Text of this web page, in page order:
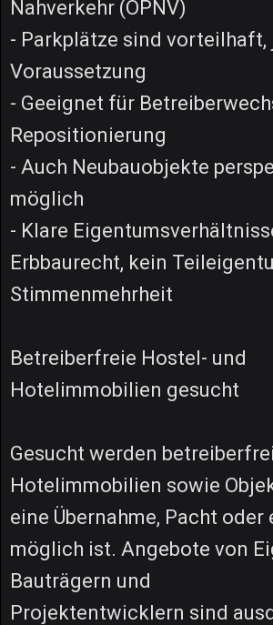
Nahverkehr (ÖPNV)
- Parkplätze sind vorteilhaft,
Voraussetzung
- Geeignet für
Repositionierung
- Auch Neubauobjekte
möglich
- Klare
Erbbaurecht, kein
Stimmenmehrheit
Betreiberfreie Hostel- und
Hotelimmobilien gesucht
Gesucht werden
Hotelimmobilien sowie
eine Übernahme, Pacht oder
möglich ist. Angebote von
Bauträgern und
Projektentwicklern sind